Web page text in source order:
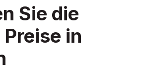
Sie die
in